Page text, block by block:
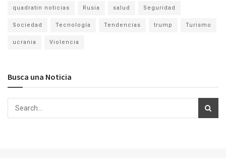
quadratin noticias Rusia salud Seguridad
Sociedad Tecnología Tendencias trump Turismo
ucrania Violencia
Busca una Noticia